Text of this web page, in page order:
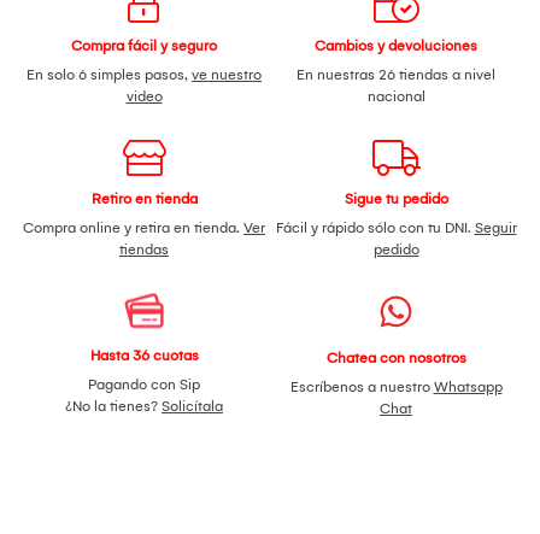
Compra fácil y seguro
En solo 6 simples pasos, ve nuestro
video
Cambios y devoluciones
En nuestras 26 tiendas a nivel
nacional
Retiro en tienda
Compra online y retira en tienda. Ver
tiendas
Sigue tu pedido
Fácil y rápido sólo con tu DNI. Seguir
pedido
Hasta 36 cuotas
Pagando con Sip
¿No la tienes? Solicítala
Chatea con nosotros
Escríbenos a nuestro Whatsapp
Chat